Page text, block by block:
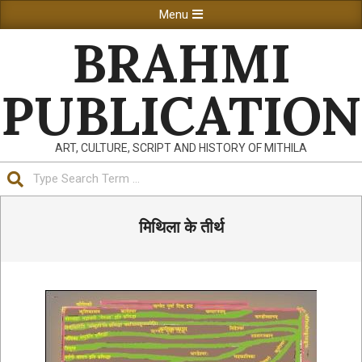
to
Navigation
Menu
BRAHMI
PUBLICATION
ART, CULTURE, SCRIPT AND HISTORY OF MITHILA
मिथिला के तीर्थ